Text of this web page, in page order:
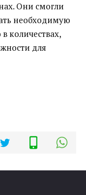
Они смогли
необходимую
количествах,
для